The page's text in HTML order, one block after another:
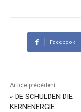
Facebook
Article précédent
« DE SCHULDEN DIE
KERNENERGIE